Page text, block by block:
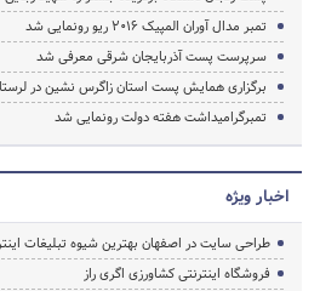
تمبر مدال آوران المپیک 2016 ریو رونمایی شد
سرپرست پست آذربایجان شرقی معرفی شد
برگزاری همایش پست استان زاگرس نشین در
تمبرگرامیداشت هفته دولت رونمایی شد
اخبار ویژه
طراحی سایت در اصفهان بهترین شیوه تبلیغات
فروشگاه اینترنتی کشاورزی اگری راز